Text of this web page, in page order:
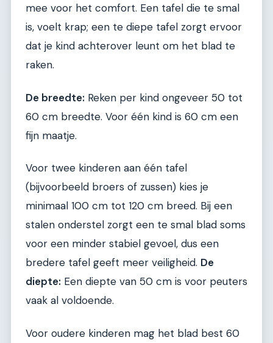
mee voor het comfort. Een tafel die te smal
is, voelt krap; een te diepe tafel zorgt ervoor
dat je kind achterover leunt om het blad te
raken.
De breedte: Reken per kind ongeveer 50 tot
60 cm breedte. Voor één kind is 60 cm een
fijn maatje.
Voor twee kinderen aan één tafel
(bijvoorbeeld broers of zussen) kies je
minimaal 100 cm tot 120 cm breed. Bij een
stalen onderstel zorgt een te smal blad soms
voor een minder stabiel gevoel, dus een
bredere tafel geeft meer veiligheid. De
diepte: Een diepte van 50 cm is voor peuters
vaak al voldoende.
Voor oudere kinderen mag het blad best 60